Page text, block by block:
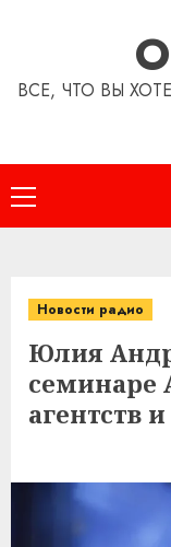
ВСЕ, ЧТО ВЫ
Основное
меню
Новости радио
Юлия
семинаре
агентств